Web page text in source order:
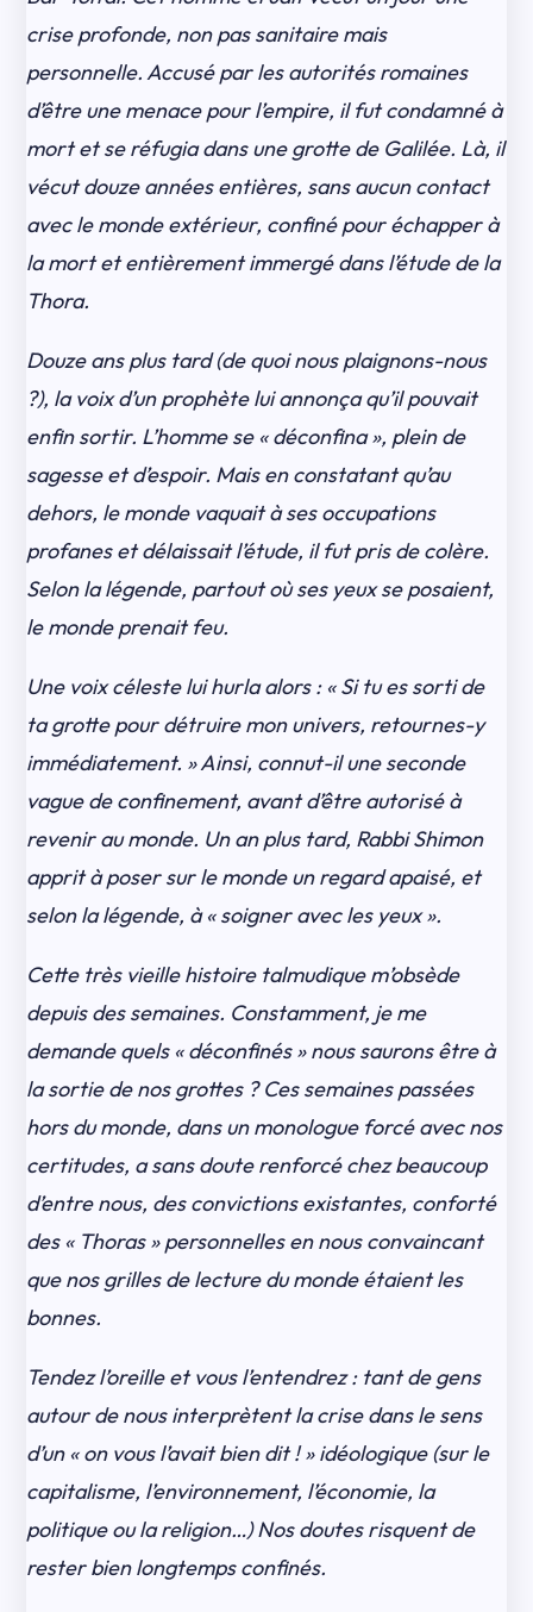
crise profonde, non pas sanitaire mais
personnelle. Accusé par les autorités romaines
d’être une menace pour l’empire, il fut condamné à
mort et se réfugia dans une grotte de Galilée. Là, il
vécut douze années entières, sans aucun contact
avec le monde extérieur, confiné pour échapper à
la mort et entièrement immergé dans l’étude de la
Thora.
Douze ans plus tard (de quoi nous plaignons-nous
?), la voix d’un prophète lui annonça qu’il pouvait
enfin sortir. L’homme se « déconfina », plein de
sagesse et d’espoir. Mais en constatant qu’au
dehors, le monde vaquait à ses occupations
profanes et délaissait l’étude, il fut pris de colère.
Selon la légende, partout où ses yeux se posaient,
le monde prenait feu.
Une voix céleste lui hurla alors : « Si tu es sorti de
ta grotte pour détruire mon univers, retournes-y
immédiatement. » Ainsi, connut-il une seconde
vague de confinement, avant d’être autorisé à
revenir au monde. Un an plus tard, Rabbi Shimon
apprit à poser sur le monde un regard apaisé, et
selon la légende, à « soigner avec les yeux ».
Cette très vieille histoire talmudique m’obsède
depuis des semaines. Constamment, je me
demande quels « déconfinés » nous saurons être à
la sortie de nos grottes ? Ces semaines passées
hors du monde, dans un monologue forcé avec nos
certitudes, a sans doute renforcé chez beaucoup
d’entre nous, des convictions existantes, conforté
des « Thoras » personnelles en nous convaincant
que nos grilles de lecture du monde étaient les
bonnes.
Tendez l’oreille et vous l’entendrez : tant de gens
autour de nous interprètent la crise dans le sens
d’un « on vous l’avait bien dit ! » idéologique (sur le
capitalisme, l’environnement, l’économie, la
politique ou la religion…) Nos doutes risquent de
rester bien longtemps confinés.